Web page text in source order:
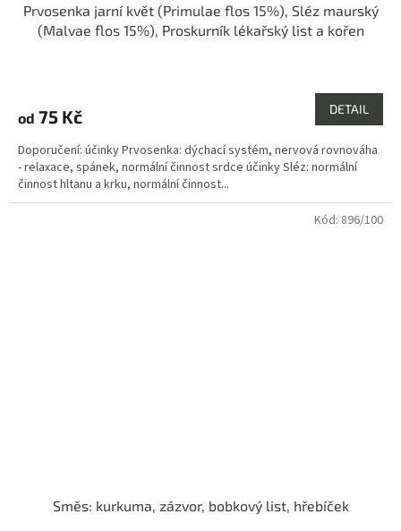
Prvosenka jarní květ (Primulae flos 15%), Sléz maurský
(Malvae flos 15%), Proskurník lékařský list a kořen
je
z
5
hvězdiček.
od 75 Kč DETAIL
Doporučení: účinky Prvosenka: dýchací systém, nervová rovnováha
- relaxace, spánek, normální činnost srdce účinky Sléz: normální
činnost hltanu a krku, normální činnost...
Směs: kurkuma, zázvor, bobkový list, hřebíček
Kód: 896/100